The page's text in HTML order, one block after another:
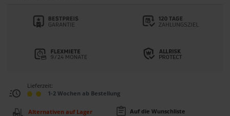
Lieferzeit:
1-2 Wochen ab Bestellung
Alternativen auf Lager Auf die Wunschliste